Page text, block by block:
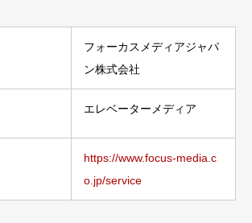
フォーカスメディアジャパ
ン株式会社
エレベーターメディア
https://www.focus-media.c
o.jp/service